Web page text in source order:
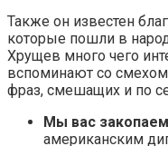
Также он известен
которые пошли в
Хрущев много чего
вспоминают со
фраз, смешащих и по
Мы вас закопаем
американским